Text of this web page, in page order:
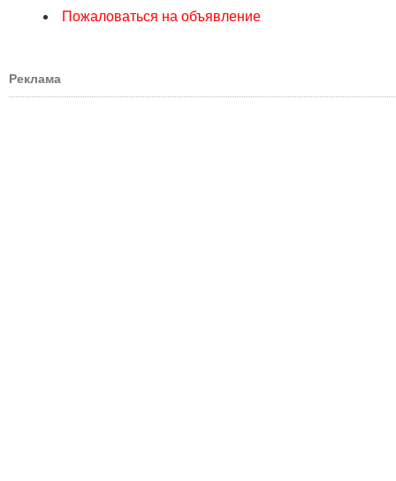
Пожаловаться на объявление
Реклама